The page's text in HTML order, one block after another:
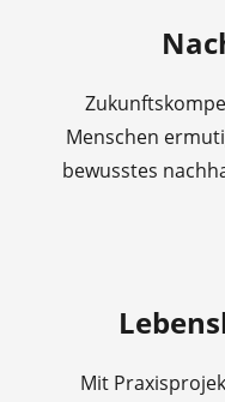
Menschen
bewusstes
Mit